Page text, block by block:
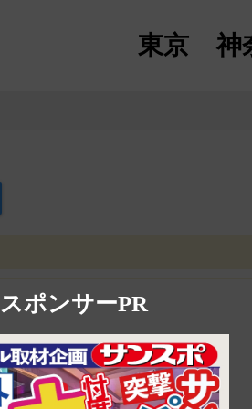
東京 神
スポンサーPR